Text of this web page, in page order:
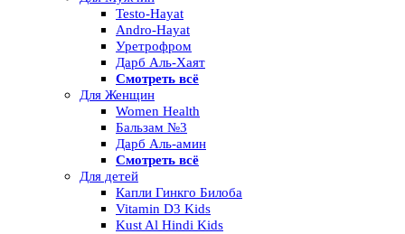
Testo-Hayat
Andro-Hayat
Уретрофром
Дарб Аль-Хаят
Смотреть всё
Для Женщин
Women Health
Бальзам №3
Дарб Аль-амин
Смотреть всё
Для детей
Капли Гинкго Билоба
Vitamin D3 Kids
Kust Al Hindi Kids